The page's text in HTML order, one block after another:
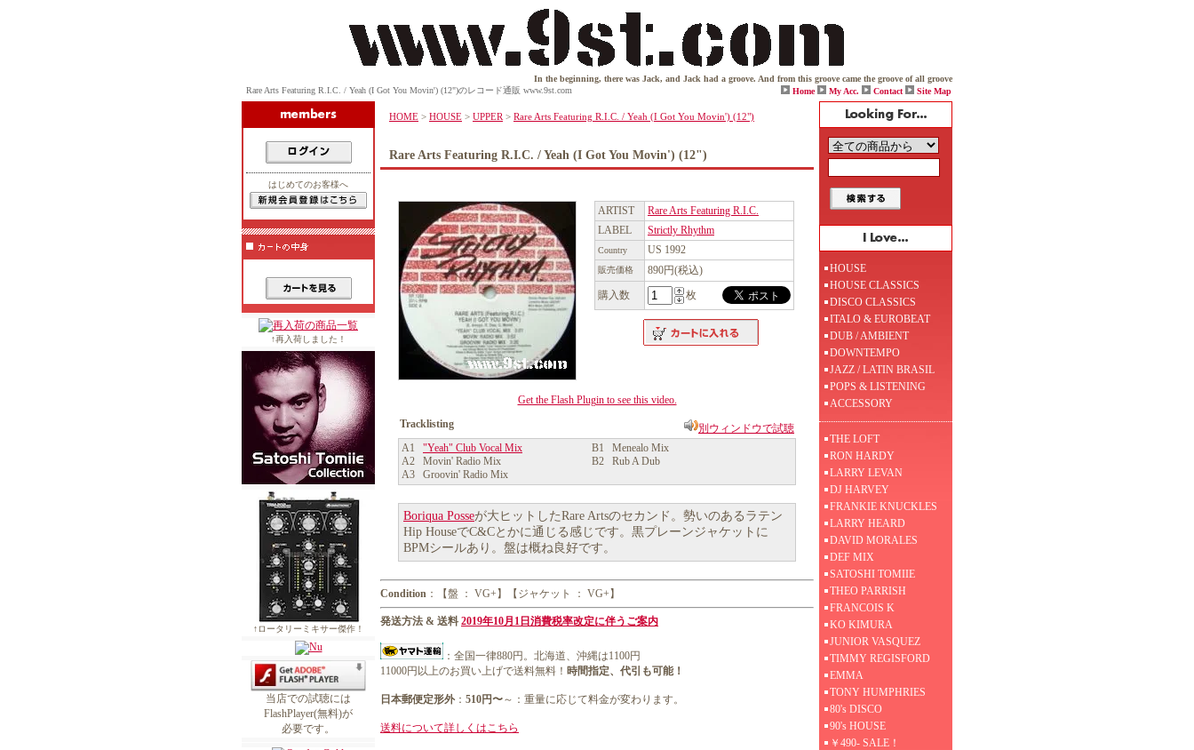
In the beginning, there was Jack, and Jack had a groove. And from this groove came the groove of all grooves. And while one day viciously throwing down on his box, Jack
Rare Arts Featuring R.I.C. / Yeah (I Got You Movin') (12")のレコード通販 www.9st.com
Home My Acc. Contact Site Map
はじめてのお客様へ
↑再入荷しました！
↑ロータリーミキサー傑作！
当店での試聴には
FlashPlayer(無料)が
必要です。
HOME > HOUSE > UPPER > Rare Arts Featuring R.I.C. / Yeah (I Got You Movin') (12")
Rare Arts Featuring R.I.C. / Yeah (I Got You Movin') (12")
ARTIST
Rare Arts Featuring R.I.C.
LABEL
Strictly Rhythm
Country US 1992
販売価格
890円(税込)
購入数
枚
Get the Flash Plugin to see this video.
Tracklisting
別ウィンドウで試聴
A1 "Yeah" Club Vocal Mix
A2 Movin' Radio Mix
A3 Groovin' Radio Mix
B1 Menealo Mix
B2 Rub A Dub
Boriqua Posseが大ヒットしたRare Artsのセカンド。勢いのあるラテン
Hip HouseでC&Cとかに通じる感じです。黒プレーンジャケットに
BPMシールあり。盤は概ね良好です。
Condition ：【盤 ： VG+】【ジャケット ： VG+】
発送方法 & 送料 2019年10月1日消費税率改定に伴うご案内
：全国一律880円。北海道、沖縄は1100円
11000円以上のお買い上げで送料無料！ 時間指定、代引も可能！
日本郵便定形外： 510円〜～：重量に応じて料金が変わります。
送料について詳しくはこちら
HOUSE
HOUSE CLASSICS
DISCO CLASSICS
ITALO & EUROBEAT
DUB / AMBIENT
DOWNTEMPO
JAZZ / LATIN BRASIL
POPS & LISTENING
ACCESSORY
THE LOFT
RON HARDY
LARRY LEVAN
DJ HARVEY
FRANKIE KNUCKLES
LARRY HEARD
DAVID MORALES
DEF MIX
SATOSHI TOMIIE
THEO PARRISH
FRANCOIS K
KO KIMURA
JUNIOR VASQUEZ
TIMMY REGISFORD
EMMA
TONY HUMPHRIES
80's DISCO
90's HOUSE
￥490- SALE！